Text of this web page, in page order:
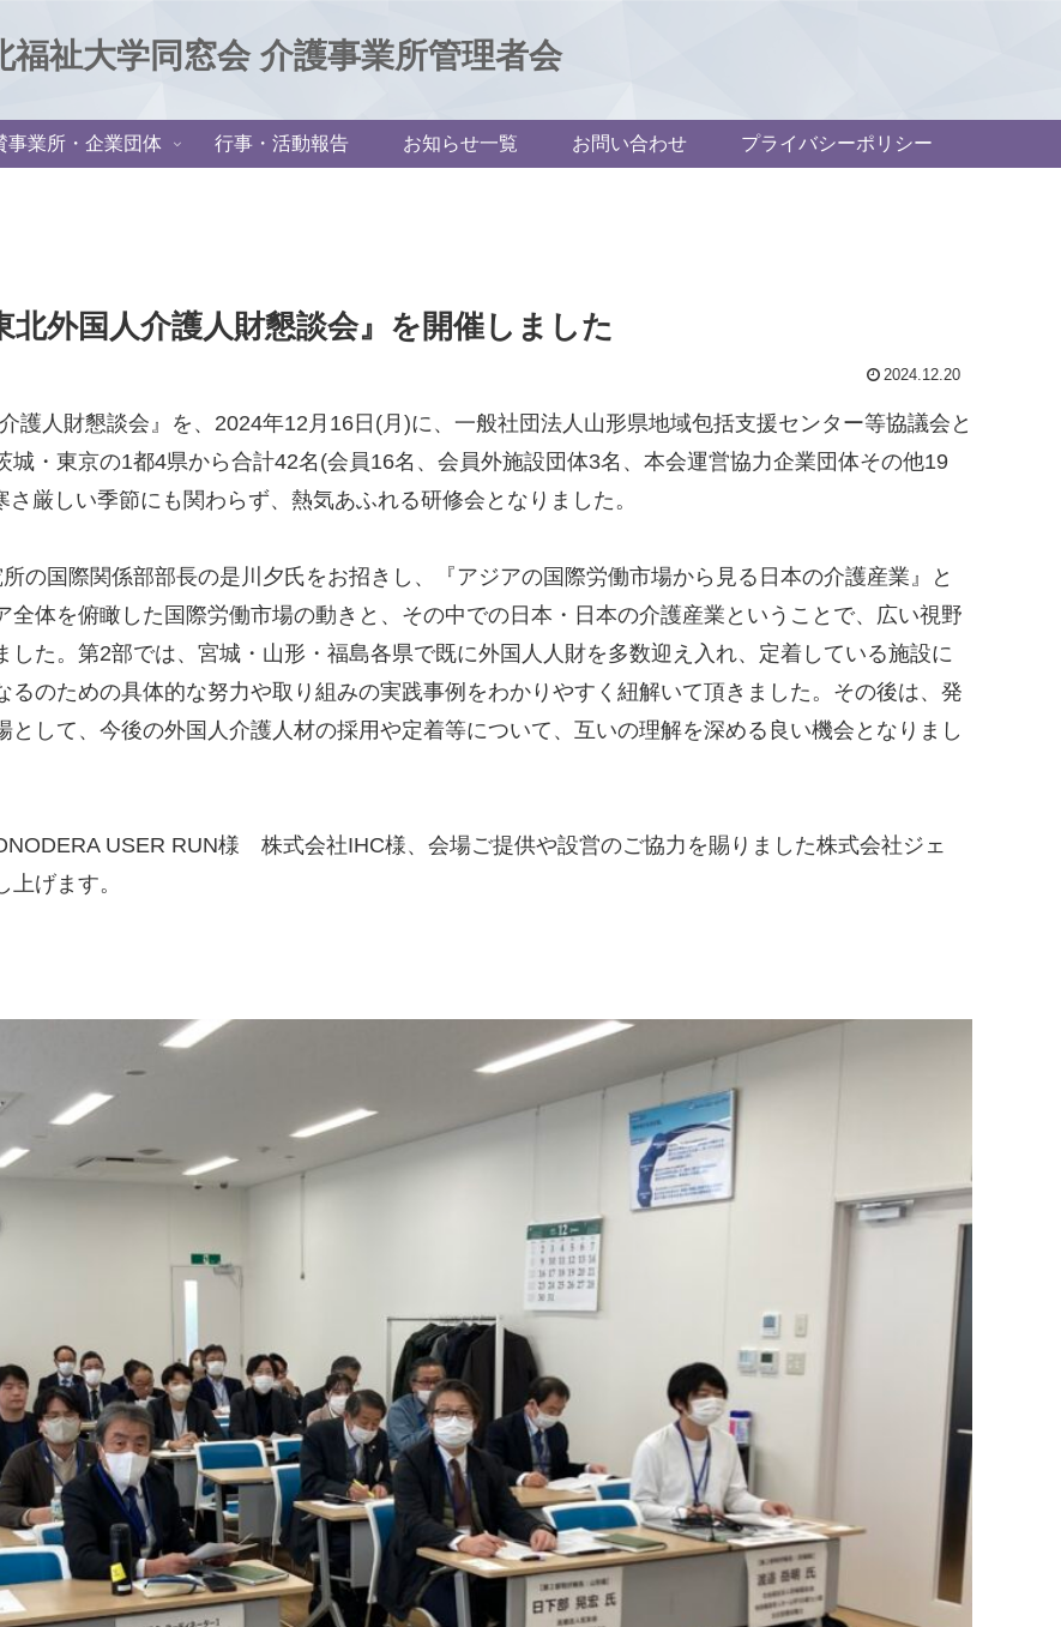
福祉大学同窓会 介護事業所管理者会
事業所・企業団体 行事・活動報告 お知らせ一覧 お問い合わせ プライバシーポリシー
外国人介護人財懇談会』を開催しました
2024.12.20
護人財懇談会』を、2024年12月16日(月)に、一般社団法人山形県地域包括支援センター等協議会と
・東京の1都4県から合計42名(会員16名、会員外施設団体3名、本会運営協力企業団体その他19
厳しい季節にも関わらず、熱気あふれる研修会となりました。
の国際関係部部長の是川夕氏をお招きし、『アジアの国際労働市場から見る日本の介護産業』と
体を俯瞰した国際労働市場の動きと、その中での日本・日本の介護産業ということで、広い視野
た。第2部では、宮城・山形・福島各県で既に外国人人財を多数迎え入れ、定着している施設に
のための具体的な努力や取り組みの実践事例をわかりやすく紐解いて頂きました。その後は、発
して、今後の外国人介護人材の採用や定着等について、互いの理解を深める良い機会となりまし
USER RUN様 株式会社IHC様、会場ご提供や設営のご協力を賜りました株式会社ジェ
げます。